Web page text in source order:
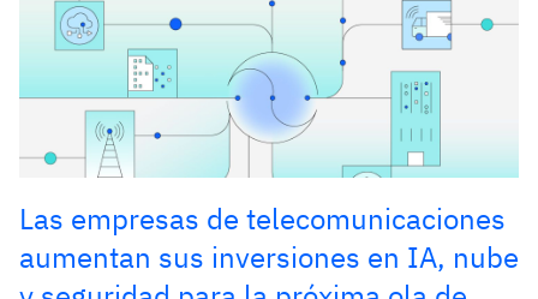
Las empresas de telecomunicaciones
aumentan sus inversiones en IA, nube